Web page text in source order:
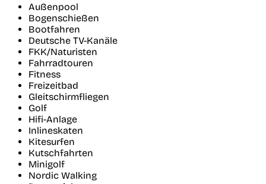
Außenpool
Bogenschießen
Bootfahren
Deutsche TV-Kanäle
FKK/Naturisten
Fahrradtouren
Fitness
Freizeitbad
Gleitschirmfliegen
Golf
Hifi-Anlage
Inlineskaten
Kitesurfen
Kutschfahrten
Minigolf
Nordic Walking